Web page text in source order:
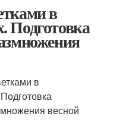
в
Подготовка